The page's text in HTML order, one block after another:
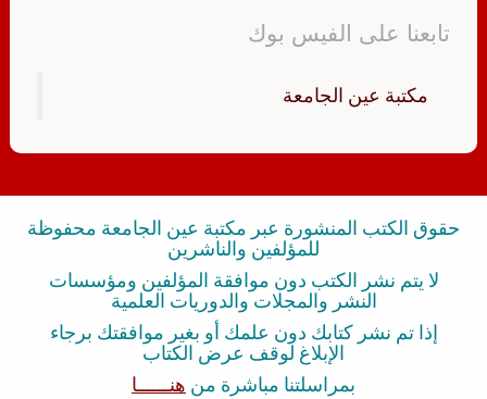
تابعنا على الفيس بوك
‏مكتبة عين الجامعة‏
حقوق الكتب المنشورة عبر مكتبة عين الجامعة محفوظة
للمؤلفين والناشرين
لا يتم نشر الكتب دون موافقة المؤلفين ومؤسسات
النشر والمجلات والدوريات العلمية
إذا تم نشر كتابك دون علمك أو بغير موافقتك برجاء
الإبلاغ لوقف عرض الكتاب
بمراسلتنا مباشرة من هنــــــا